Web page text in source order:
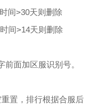
间>30天则删除
间>14天则删除
面加区服识别号。
置，排行根据合服后